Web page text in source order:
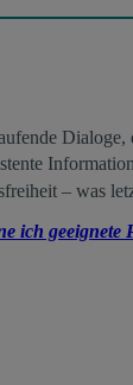
– was
ich geeignete